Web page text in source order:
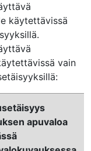
käytettävissä
vain
apuvaloa